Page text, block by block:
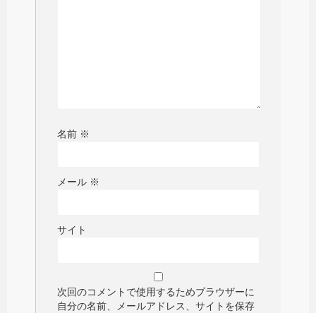
名前 ※
メール ※
サイト
次回のコメントで使用するためブラウザーに
自分の名前、メールアドレス、サイトを保存